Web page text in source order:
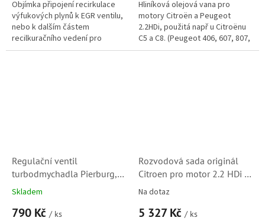
Objímka připojení recirkulace
výfukových plynů k EGR ventilu,
nebo k dalším částem
recilkuračního vedení pro
motory Citroën - Peugeot
Hliníková olejová vana pro
motory Citroën a Peugeot
2.2HDi, použitá např u Citroënu
C5 a C8. (Peugeot 406, 607, 807,
Fiat Ulysse, Lancia Phedra)
Regulační ventil
turbodmychadla Pierburg,
pro motory Citroën 2.0HDi a
Skladem
790 Kč / ks
Rozvodová sada originál
Citroen pro motor 2.2 HDi (
0831P6, 0831V5)
Na dotaz
5 327 Kč / ks